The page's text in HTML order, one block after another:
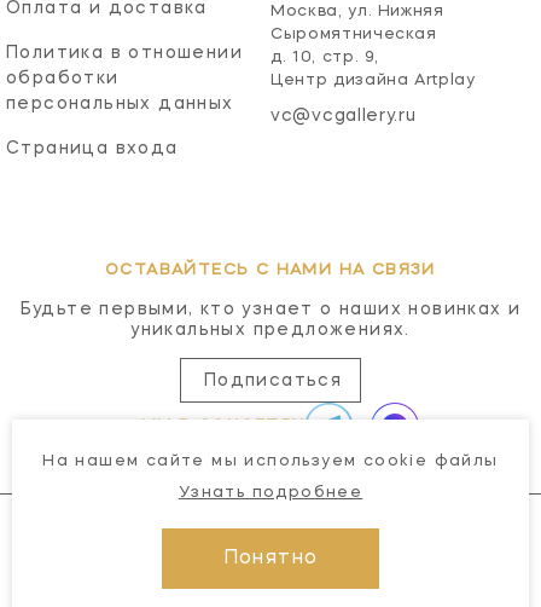
Оплата и доставка
Политика в отношении
обработки
персональных данных
Страница входа
Москва, ул. Нижняя
Сыромятническая
д. 10, стр. 9,
Центр дизайна Artplay
vc@vcgallery.ru
ОСТАВАЙТЕСЬ С НАМИ НА СВЯЗИ
Будьте первыми, кто узнает о наших новинках и
уникальных предложениях.
Подписаться
© 2026 Visual Comfort Gallery
На нашем сайте мы используем cookie файлы
Узнать подробнее
Понятно